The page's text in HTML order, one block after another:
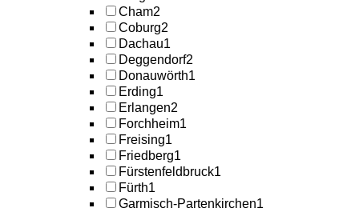
Cham2
Coburg2
Dachau1
Deggendorf2
Donauwörth1
Erding1
Erlangen2
Forchheim1
Freising1
Friedberg1
Fürstenfeldbruck1
Fürth1
Garmisch-Partenkirchen1